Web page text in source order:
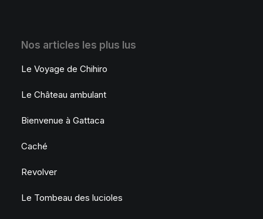
Nos articles les plus lus
Le Voyage de Chihiro
Le Château ambulant
Bienvenue à Gattaca
Caché
Revolver
Le Tombeau des lucioles